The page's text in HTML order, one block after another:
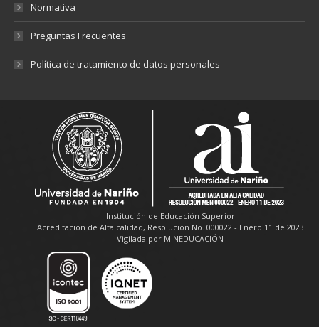
Normativa
Preguntas Frecuentes
Política de tratamiento de datos personales
Institución de Educación Superior
Acreditación de Alta calidad, Resolución No. 000022 - Enero 11 de 2023
Vigilada por MINEDUCACIÓN